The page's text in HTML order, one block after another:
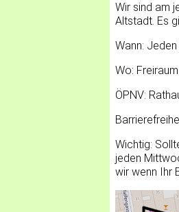
Wir sind am
Altstadt. Es
Wann:
Wo:
ÖPNV:
Wichtig:
jeden
wir wenn Ihr